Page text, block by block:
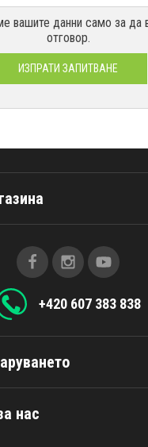
вашите данни само за да
отговор.
ИЗПРАТИ ЗАПИТВАНЕ
нас
+420 607 383 838